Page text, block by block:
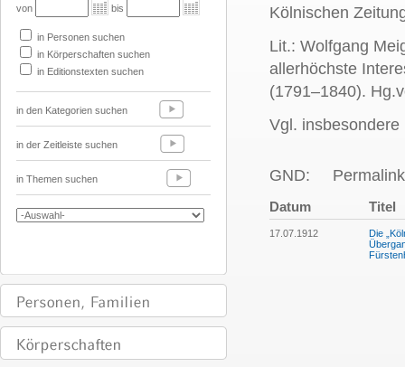
von bis
in Personen suchen
in Körperschaften suchen
in Editionstexten suchen
in den Kategorien suchen
in der Zeitleiste suchen
in Themen suchen
Kölnischen
Lit.: Wolfgang
allerhöchste
(1791–1840).
Vgl.
GND:
Datum Titel
17.07.1912
Die